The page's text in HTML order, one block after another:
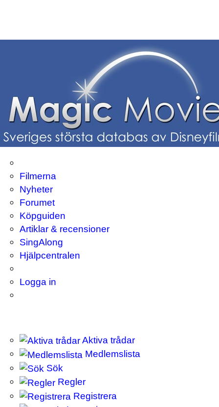
Filmerna
Nyheter
Forumet
Köpguiden
Artiklar & recensioner
SingAlong
Hjälpcentralen
Logga in
Aktiva trådar
Medlemslista
Sök
Regler
Registrera